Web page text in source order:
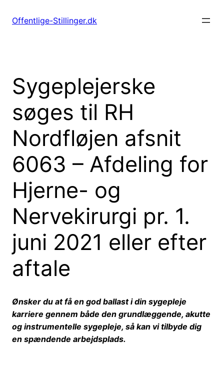
Offentlige-Stillinger.dk
Sygeplejerske
søges til RH
Nordfløjen afsnit
6063 – Afdeling for
Hjerne- og
Nervekirurgi pr. 1.
juni 2021 eller efter
aftale
Ønsker du at få en god ballast i din sygepleje
karriere gennem både den grundlæggende, akutte
og instrumentelle sygepleje, så kan vi tilbyde dig
en spændende arbejdsplads.